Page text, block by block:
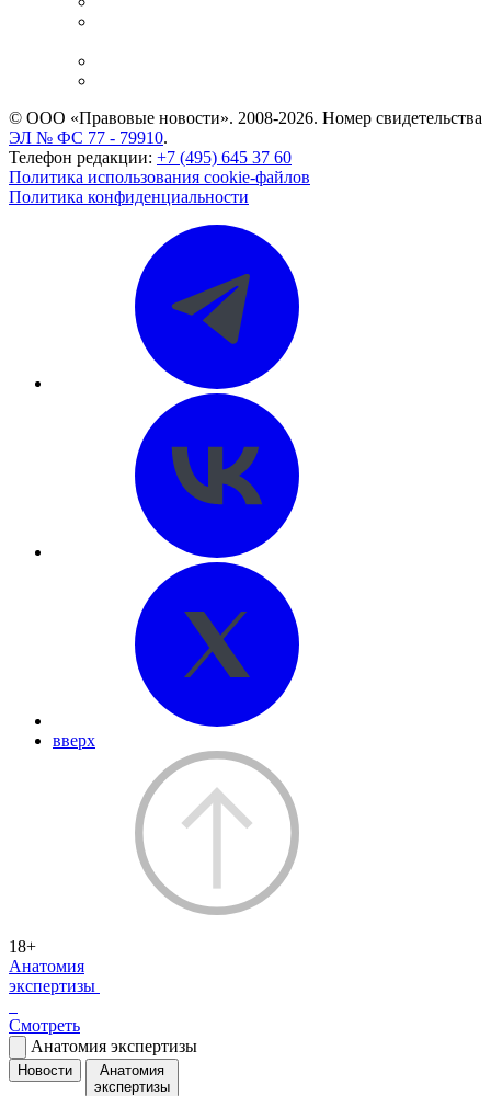
© ООО «Правовые новости». 2008-2026. Номер свидетельства
ЭЛ № ФС 77 - 79910.
Телефон редакции: +7 (495) 645 37 60
Политика использования cookie-файлов
Политика конфиденциальности
вверх
18+
Анатомия
экспертизы
Смотреть
Анатомия экспертизы
Новости
Анатомия
экспертизы